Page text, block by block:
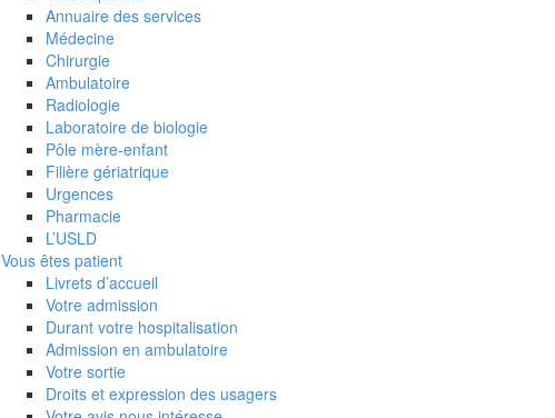
Annuaire des services
Médecine
Chirurgie
Ambulatoire
Radiologie
Laboratoire de biologie
Pôle mère-enfant
Filière gériatrique
Urgences
Pharmacie
L’USLD
Vous êtes patient
Livrets d’accueil
Votre admission
Durant votre hospitalisation
Admission en ambulatoire
Votre sortie
Droits et expression des usagers